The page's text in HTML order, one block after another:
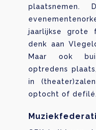
plaatsnemen.
jaarlijkse grote
denk aan
Maar ook
optredens
in
optocht of defilé.